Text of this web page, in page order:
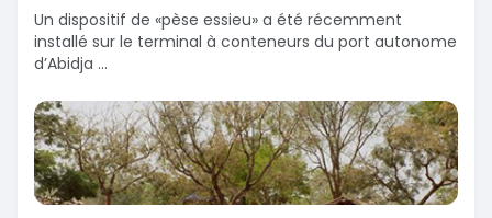
Un dispositif de «pèse essieu» a été récemment
installé sur le terminal à conteneurs du port autonome
d’Abidja ...